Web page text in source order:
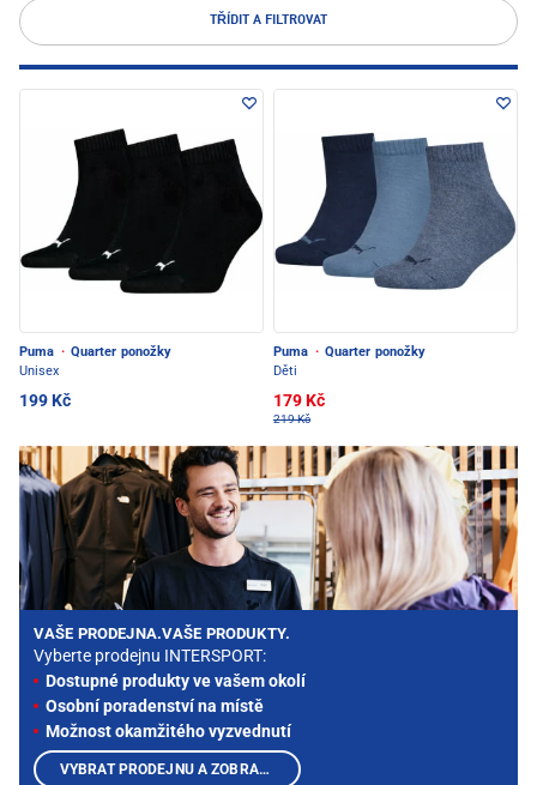
TŘÍDIT A FILTROVAT
Puma · Quarter ponožky
Unisex
199 Kč
Puma · Quarter ponožky
Děti
179 Kč
219 Kč
VAŠE PRODEJNA.VAŠE PRODUKTY.
Vyberte prodejnu INTERSPORT:
Dostupné produkty ve vašem okolí
Osobní poradenství na místě
Možnost okamžitého vyzvednutí
VYBRAT PRODEJNU A ZOBRAZIT PRODUKTY